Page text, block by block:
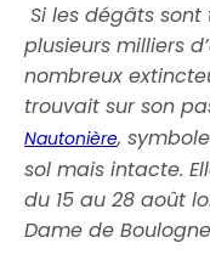
Si les dégâts
plusieurs milliers
nombreux
trouvait sur son
Nautonière,
sol mais intacte.
du 15 au 28 août
Dame de